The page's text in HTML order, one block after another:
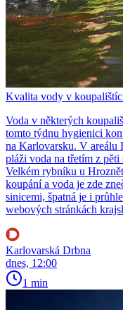
Kvalita vody v
Voda v některých
tomto týdnu hygienici
na Karlovarsku. V areálu
pláži voda na třetím z
Velkém rybníku u
koupání a voda je zde
sinicemi, špatná je i
webových stránkách
Karlovarská Drbna
dnes, 12:00
1 min